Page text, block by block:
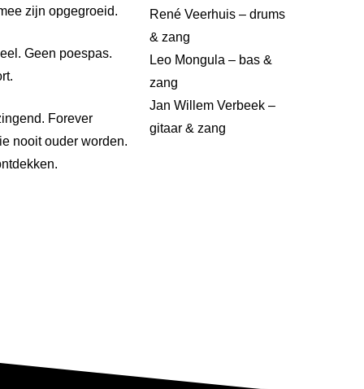
zijn opgegroeid.
Geen poespas.
Forever
nooit ouder worden.
René Veerhuis – drums
& zang
Leo Mongula – bas &
zang
Jan Willem Verbeek –
gitaar & zang